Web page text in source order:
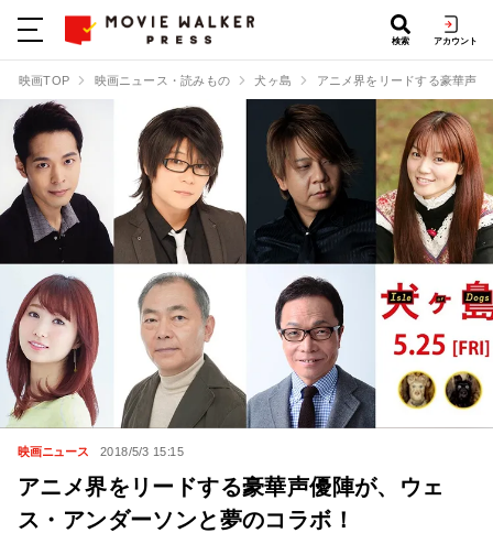
検索 アカウント
映画TOP 映画ニュース・読みもの 犬ヶ島 アニメ界をリードする豪華声
映画ニュース 2018/5/3 15:15
アニメ界をリードする豪華声優陣が、ウェ
ス・アンダーソンと夢のコラボ！